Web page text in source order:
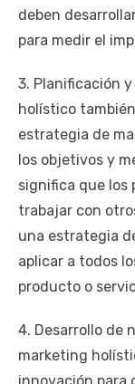
deben
para medir el
3. Planificación
holístico
estrategia de
los objetivos y
significa que los
trabajar con
una estrategia
aplicar a todos
producto o
4. Desarrollo de
marketing